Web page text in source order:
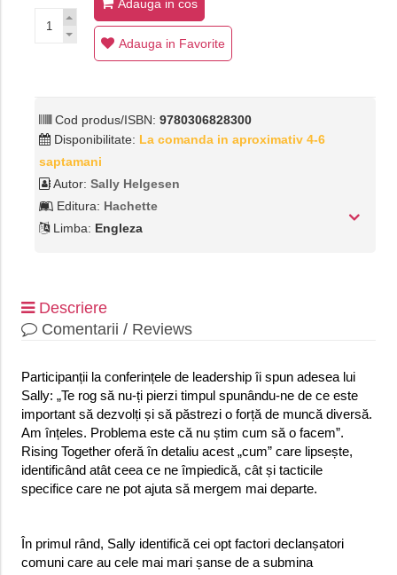
Adauga in cos
Adauga in Favorite
Cod produs/ISBN: 9780306828300
Disponibilitate: La comanda in aproximativ 4-6
saptamani
Autor: Sally Helgesen
Editura: Hachette
Limba: Engleza
Descriere
Comentarii / Reviews
Participanții la conferințele de leadership îi spun adesea lui
Sally: „Te rog să nu-ți pierzi timpul spunându-ne de ce este
important să dezvolți și să păstrezi o forță de muncă diversă.
Am înțeles. Problema este că nu știm cum să o facem”.
Rising Together oferă în detaliu acest „cum” care lipsește,
identificând atât ceea ce ne împiedică, cât și tacticile
specifice care ne pot ajuta să mergem mai departe.
În primul rând, Sally identifică cei opt factori declanșatori
comuni care au cele mai mari șanse de a submina